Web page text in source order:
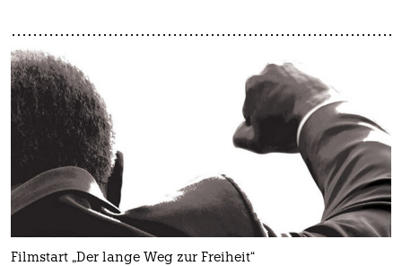
Filmstart „Der lange Weg zur Freiheit“